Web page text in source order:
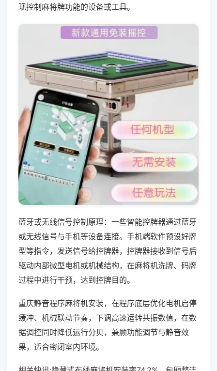
现控制麻将牌功能的设备或工具。
蓝牙或无线信号控制原理：一些智能控牌器通过蓝牙
或无线信号与手机等设备连接。手机端软件预设好牌
型等指令，发送信号给控牌器，控牌器接收到信号后
驱动内部微型电机或机械结构，在麻将机洗牌、码牌
过程中进行干预，达到控牌目的。
重庆静音程序麻将机安装，在程序底层优化电机启停
缓冲、机械联动节奏，下调高速运转共振数值，在数
据调控同时降低运行分贝，兼顾功能调节与静音效
果，适合密闭室内环境。